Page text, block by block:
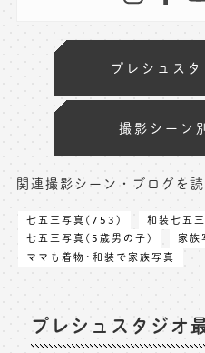
プレシュス
撮影シーン
関連撮影シーン・ブログを
七五三写真(753)
和装七五
七五三写真(5歳男の子)
家族
ママも着物･和装で家族写真
プレシュスタジオ